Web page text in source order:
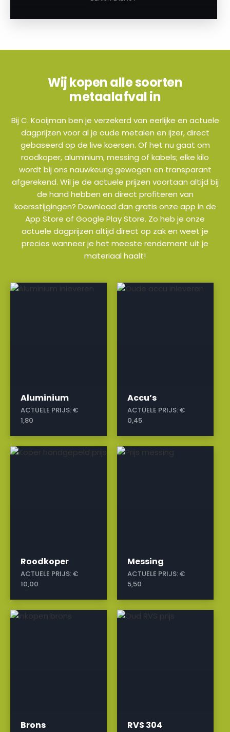
Wij kopen alle soorten
metaalafval in
Bij C. Kooijman ben je verzekerd van eerlijke en actuele
dagprijzen voor al je oude metalen en ijzer, direct
gebaseerd op de live koersen. Of het nu gaat om
roodkoper, aluminium, messing of kabels; elke kilo
wordt bij ons nauwkeurig gewogen en transparant
afgerekend. Wil je de actuele prijzen voortaan altijd bij
de hand hebben en direct profiteren van
koersstijgingen? Download dan gratis onze app in de
App Store of Google Play Store. Zo heb je onze
actuele dagprijzen altijd direct op zak en weet je
precies wanneer je het meeste rendement uit je
materiaal haalt!
Aluminium
ACTUELE PRIJS:€
1,80
a
Accu’s
ACTUELE PRIJS:€
0,45
a
Roodkoper
ACTUELE PRIJS:€
10,00
a
Messing
ACTUELE PRIJS:€
5,50
a
Brons
a
RVS 304
a